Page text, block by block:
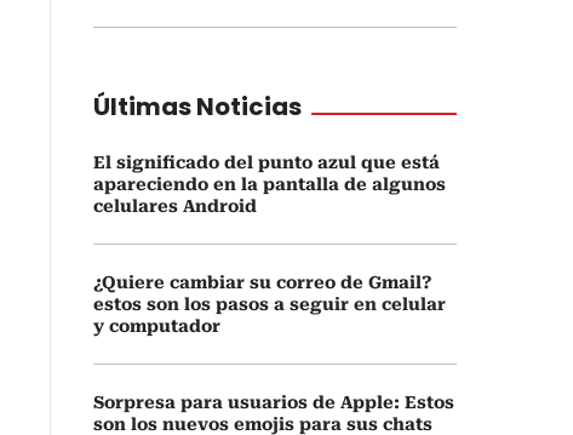
Últimas Noticias
El significado del punto azul que está
apareciendo en la pantalla de algunos
celulares Android
¿Quiere cambiar su correo de Gmail?
estos son los pasos a seguir en celular
y computador
Sorpresa para usuarios de Apple: Estos
son los nuevos emojis para sus chats